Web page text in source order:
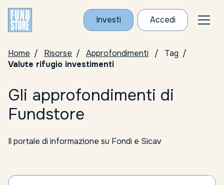
Investi Accedi
Home Risorse Approfondimenti
Tag
Valute rifugio investimenti
Gli approfondimenti di
Fundstore
Il portale di informazione su Fondi e Sicav